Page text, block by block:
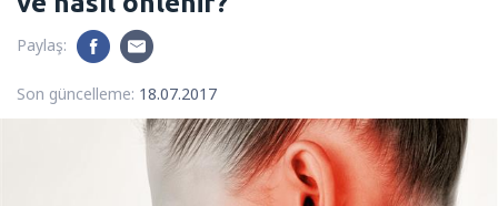
Paylaş:
Son güncelleme: 18.07.2017